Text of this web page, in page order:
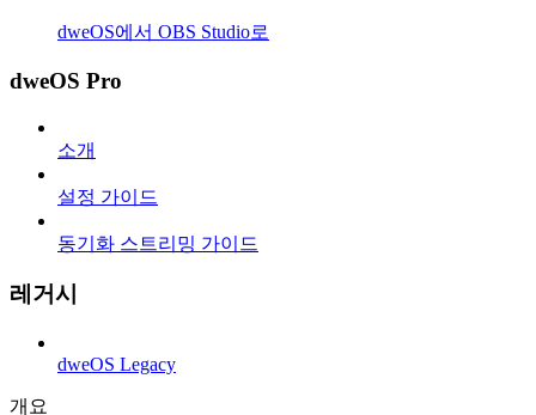
dweOS에서 OBS Studio로
dweOS Pro
소개
설정 가이드
동기화 스트리밍 가이드
레거시
dweOS Legacy
개요